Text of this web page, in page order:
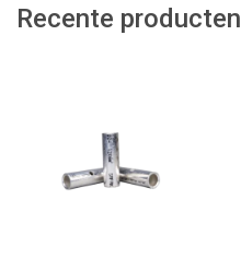
Recente producten